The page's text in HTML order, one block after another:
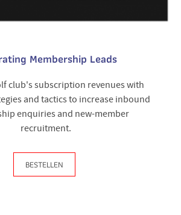
Membership Leads
club's subscription revenues with
and tactics to increase inbound
enquiries and new-member
recruitment.
BESTELLEN